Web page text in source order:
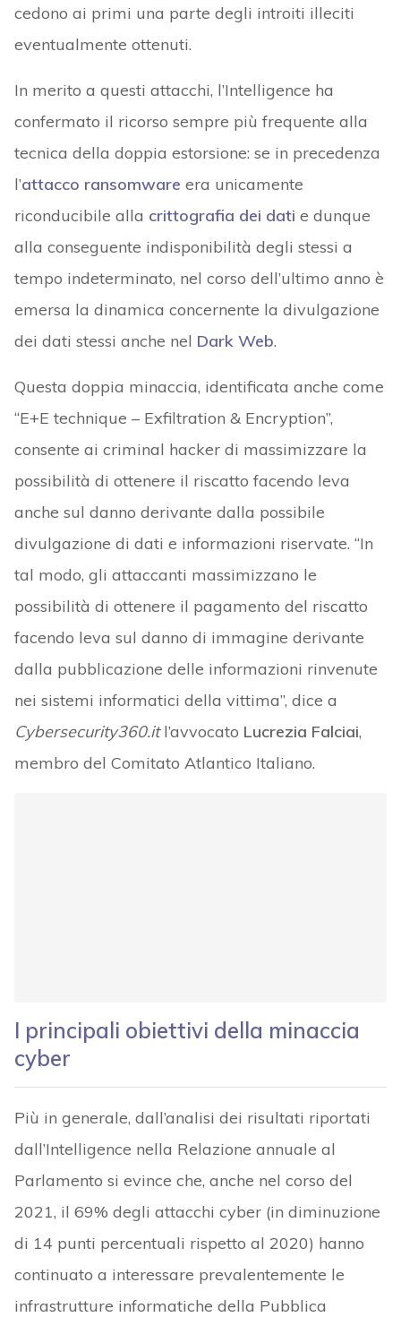
cedono ai primi una parte degli introiti illeciti
eventualmente ottenuti.
In merito a questi attacchi, l’Intelligence ha
confermato il ricorso sempre più frequente alla
tecnica della doppia estorsione: se in precedenza
l’attacco ransomware era unicamente
riconducibile alla crittografia dei dati e dunque
alla conseguente indisponibilità degli stessi a
tempo indeterminato, nel corso dell’ultimo anno è
emersa la dinamica concernente la divulgazione
dei dati stessi anche nel Dark Web.
Questa doppia minaccia, identificata anche come
“E+E technique – Exfiltration & Encryption”,
consente ai criminal hacker di massimizzare la
possibilità di ottenere il riscatto facendo leva
anche sul danno derivante dalla possibile
divulgazione di dati e informazioni riservate. “In
tal modo, gli attaccanti massimizzano le
possibilità di ottenere il pagamento del riscatto
facendo leva sul danno di immagine derivante
dalla pubblicazione delle informazioni rinvenute
nei sistemi informatici della vittima”, dice a
Cybersecurity360.itl’avvocato Lucrezia Falciai,
membro del Comitato Atlantico Italiano.
I principali obiettivi della minaccia
cyber
Più in generale, dall’analisi dei risultati riportati
dall’Intelligence nella Relazione annuale al
Parlamento si evince che, anche nel corso del
2021, il 69% degli attacchi cyber (in diminuzione
di 14 punti percentuali rispetto al 2020) hanno
continuato a interessare prevalentemente le
infrastrutture informatiche della Pubblica